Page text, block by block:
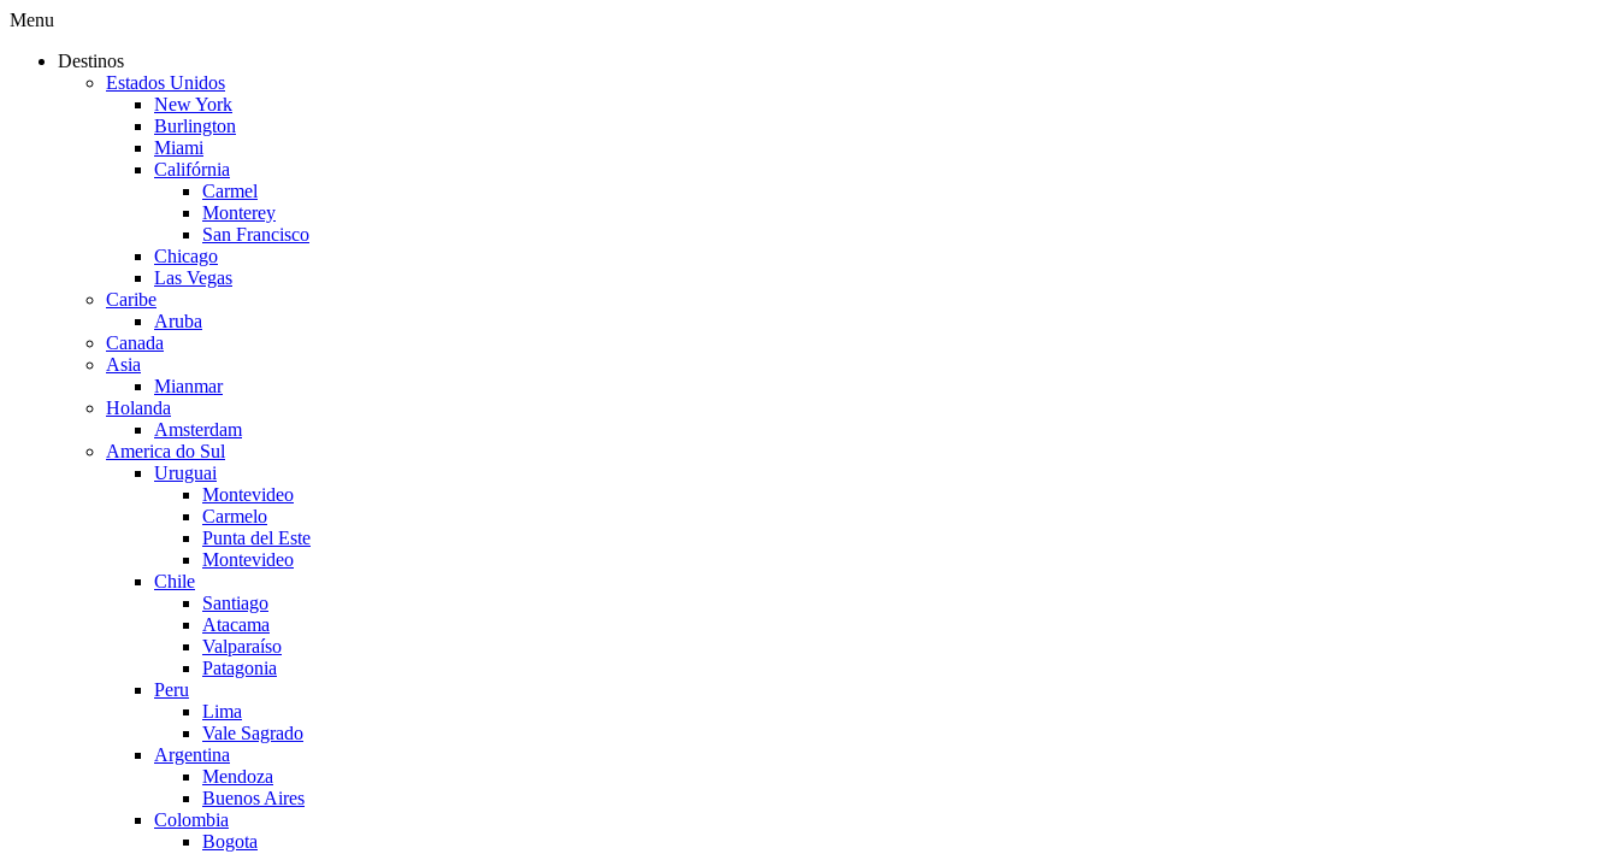
Menu
Destinos
Estados Unidos
New York
Burlington
Miami
Califórnia
Carmel
Monterey
San Francisco
Chicago
Las Vegas
Caribe
Aruba
Canada
Asia
Mianmar
Holanda
Amsterdam
America do Sul
Uruguai
Montevideo
Carmelo
Punta del Este
Montevideo
Chile
Santiago
Atacama
Valparaíso
Patagonia
Peru
Lima
Vale Sagrado
Argentina
Mendoza
Buenos Aires
Colombia
Bogota